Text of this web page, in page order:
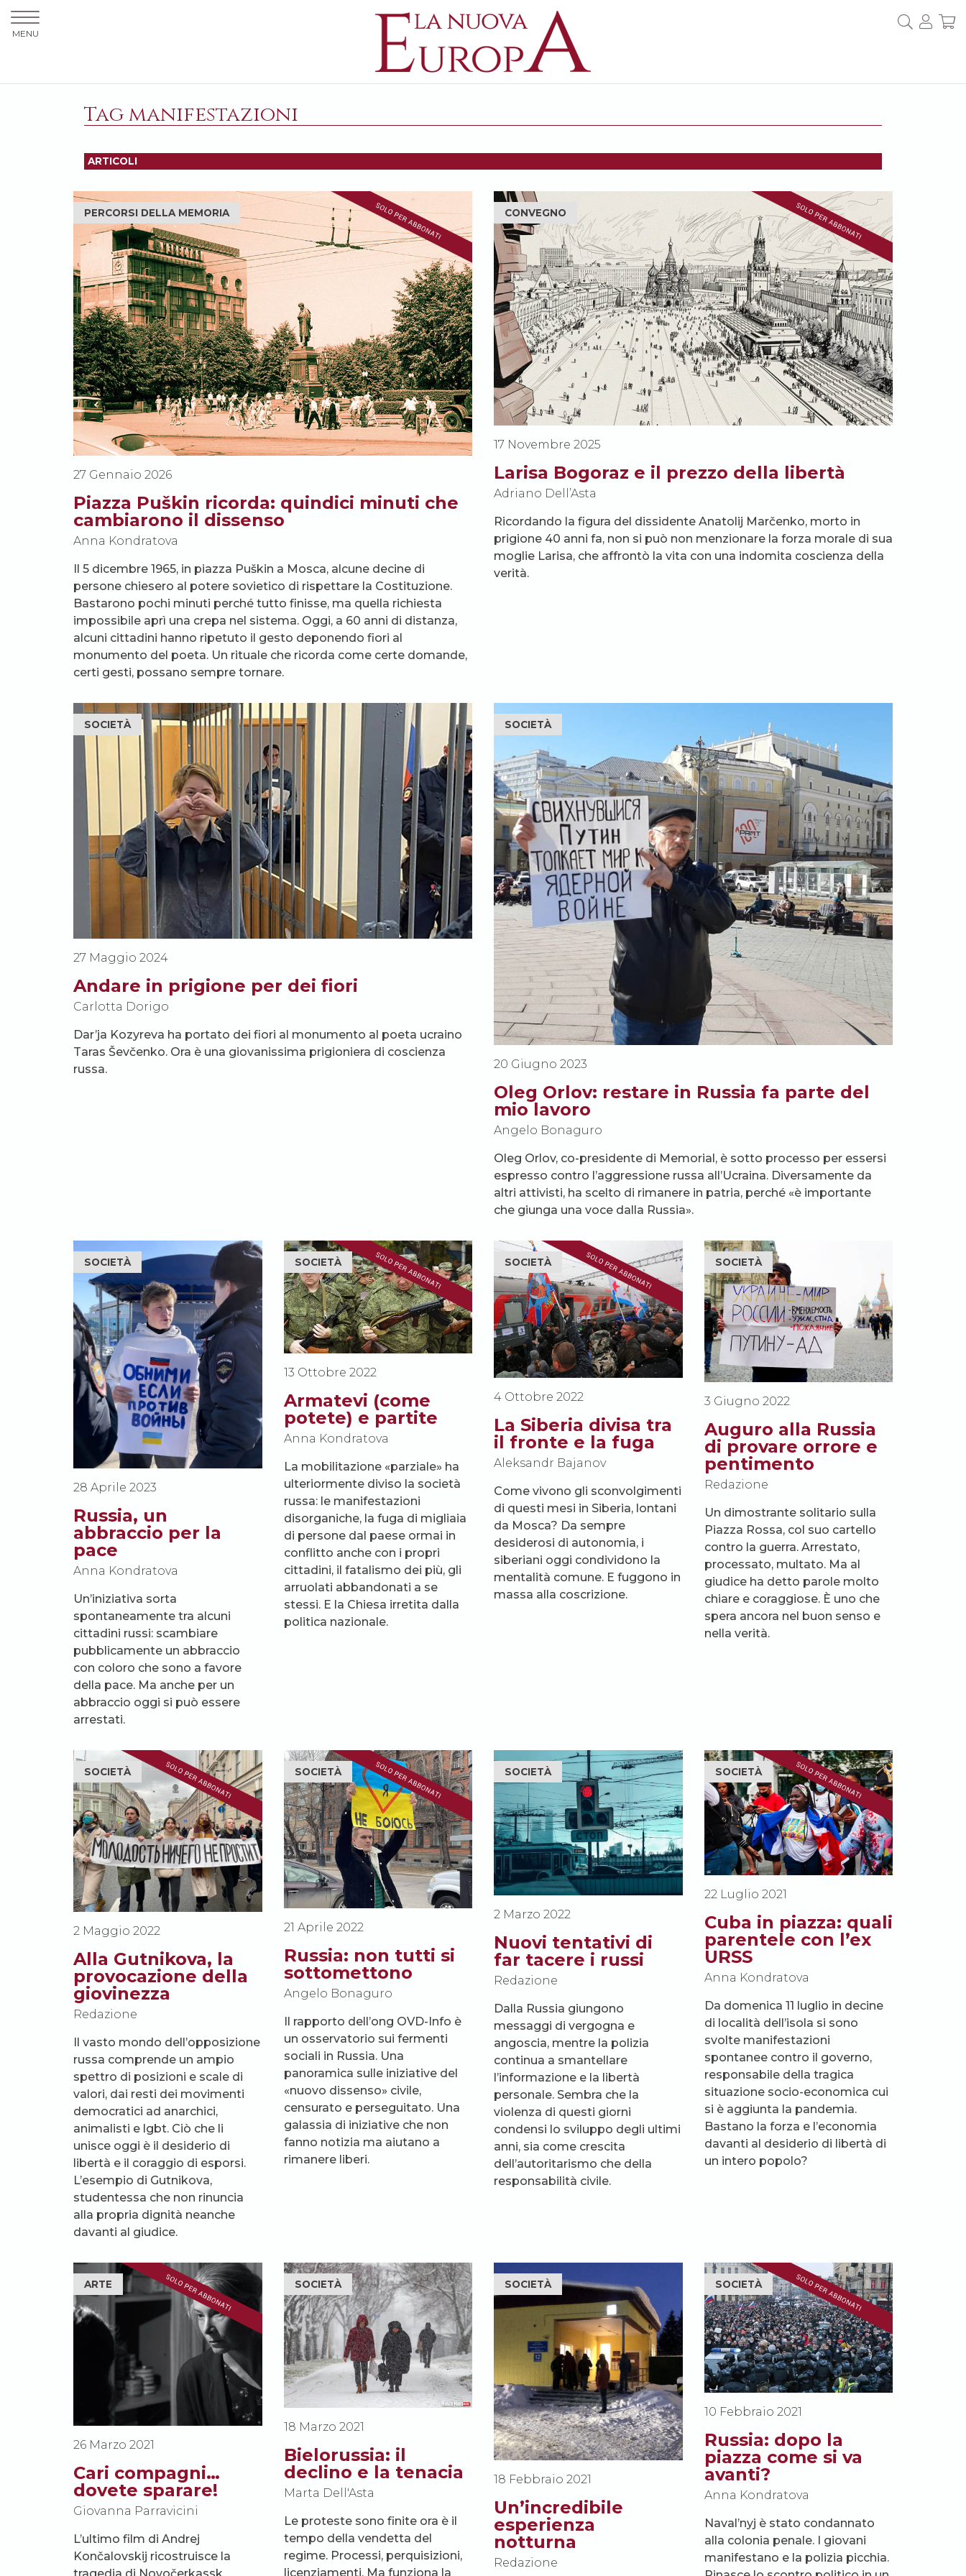
Tag manifestazioni
ARTICOLI
PERCORSI DELLA MEMORIA
27 Gennaio 2026
Piazza Puškin ricorda: quindici minuti che
cambiarono il dissenso
Anna Kondratova
Il 5 dicembre 1965, in piazza Puškin a Mosca, alcune decine di
persone chiesero al potere sovietico di rispettare la Costituzione.
Bastarono pochi minuti perché tutto finisse, ma quella richiesta
impossibile aprì una crepa nel sistema. Oggi, a 60 anni di distanza,
alcuni cittadini hanno ripetuto il gesto deponendo fiori al
monumento del poeta. Un rituale che ricorda come certe domande,
certi gesti, possano sempre tornare.
CONVEGNO
17 Novembre 2025
Larisa Bogoraz e il prezzo della libertà
Adriano Dell’Asta
Ricordando la figura del dissidente Anatolij Marčenko, morto in
prigione 40 anni fa, non si può non menzionare la forza morale di sua
moglie Larisa, che affrontò la vita con una indomita coscienza della
verità.
SOCIETÀ
27 Maggio 2024
Andare in prigione per dei fiori
Carlotta Dorigo
Dar’ja Kozyreva ha portato dei fiori al monumento al poeta ucraino
Taras Ševčenko. Ora è una giovanissima prigioniera di coscienza
russa.
SOCIETÀ
20 Giugno 2023
Oleg Orlov: restare in Russia fa parte del
mio lavoro
Angelo Bonaguro
Oleg Orlov, co-presidente di Memorial, è sotto processo per essersi
espresso contro l’aggressione russa all’Ucraina. Diversamente da
altri attivisti, ha scelto di rimanere in patria, perché «è importante
che giunga una voce dalla Russia».
SOCIETÀ
28 Aprile 2023
Russia, un
abbraccio per la
pace
Anna Kondratova
Un’iniziativa sorta
spontaneamente tra alcuni
cittadini russi: scambiare
pubblicamente un abbraccio
con coloro che sono a favore
della pace. Ma anche per un
abbraccio oggi si può essere
arrestati.
SOCIETÀ
13 Ottobre 2022
Armatevi (come
potete) e partite
Anna Kondratova
La mobilitazione «parziale» ha
ulteriormente diviso la società
russa: le manifestazioni
disorganiche, la fuga di migliaia
di persone dal paese ormai in
conflitto anche con i propri
cittadini, il fatalismo dei più, gli
arruolati abbandonati a se
stessi. E la Chiesa irretita dalla
politica nazionale.
SOCIETÀ
4 Ottobre 2022
La Siberia divisa tra
il fronte e la fuga
Aleksandr Bajanov
Come vivono gli sconvolgimenti
di questi mesi in Siberia, lontani
da Mosca? Da sempre
desiderosi di autonomia, i
siberiani oggi condividono la
mentalità comune. E fuggono in
massa alla coscrizione.
SOCIETÀ
3 Giugno 2022
Auguro alla Russia
di provare orrore e
pentimento
Redazione
Un dimostrante solitario sulla
Piazza Rossa, col suo cartello
contro la guerra. Arrestato,
processato, multato. Ma al
giudice ha detto parole molto
chiare e coraggiose. È uno che
spera ancora nel buon senso e
nella verità.
SOCIETÀ
2 Maggio 2022
Alla Gutnikova, la
provocazione della
giovinezza
Redazione
Il vasto mondo dell’opposizione
russa comprende un ampio
spettro di posizioni e scale di
valori, dai resti dei movimenti
democratici ad anarchici,
animalisti e lgbt. Ciò che li
unisce oggi è il desiderio di
libertà e il coraggio di esporsi.
L’esempio di Gutnikova,
studentessa che non rinuncia
alla propria dignità neanche
davanti al giudice.
SOCIETÀ
21 Aprile 2022
Russia: non tutti si
sottomettono
Angelo Bonaguro
Il rapporto dell’ong OVD-Info è
un osservatorio sui fermenti
sociali in Russia. Una
panoramica sulle iniziative del
«nuovo dissenso» civile,
censurato e perseguitato. Una
galassia di iniziative che non
fanno notizia ma aiutano a
rimanere liberi.
SOCIETÀ
2 Marzo 2022
Nuovi tentativi di
far tacere i russi
Redazione
Dalla Russia giungono
messaggi di vergogna e
angoscia, mentre la polizia
continua a smantellare
l’informazione e la libertà
personale. Sembra che la
violenza di questi giorni
condensi lo sviluppo degli ultimi
anni, sia come crescita
dell’autoritarismo che della
responsabilità civile.
SOCIETÀ
22 Luglio 2021
Cuba in piazza: quali
parentele con l’ex
URSS
Anna Kondratova
Da domenica 11 luglio in decine
di località dell’isola si sono
svolte manifestazioni
spontanee contro il governo,
responsabile della tragica
situazione socio-economica cui
si è aggiunta la pandemia.
Bastano la forza e l’economia
davanti al desiderio di libertà di
un intero popolo?
ARTE
26 Marzo 2021
Cari compagni…
dovete sparare!
Giovanna Parravicini
L’ultimo film di Andrej
Končalovskij ricostruisce la
tragedia di Novočerkassk,
SOCIETÀ
18 Marzo 2021
Bielorussia: il
declino e la tenacia
Marta Dell'Asta
Le proteste sono finite ora è il
tempo della vendetta del
regime. Processi, perquisizioni,
licenziamenti. Ma funziona la
SOCIETÀ
18 Febbraio 2021
Un’incredibile
esperienza
notturna
Redazione
SOCIETÀ
10 Febbraio 2021
Russia: dopo la
piazza come si va
avanti?
Anna Kondratova
Naval’nyj è stato condannato
alla colonia penale. I giovani
manifestano e la polizia picchia.
MENU